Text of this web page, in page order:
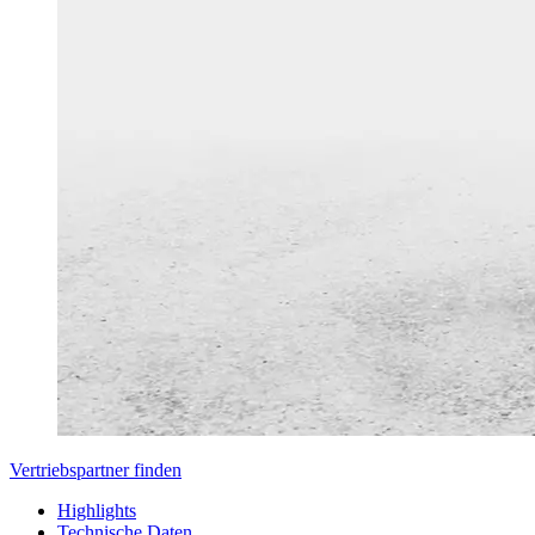
Vertriebspartner finden
Highlights